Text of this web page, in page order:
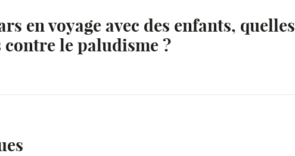
en voyage avec des enfants, quelles
le paludisme ?